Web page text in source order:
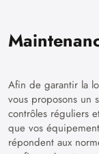
Afin de garantir la
vous proposons un
contrôles réguliers
que vos
répondent aux